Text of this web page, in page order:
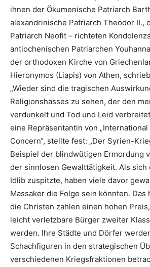
ihnen der Ökumenische Patriarch
alexandrinische Patriarch Theodor II.,
Patriarch Neofit – richteten
antiochenischen Patriarchen
der orthodoxen Kirche von
Hieronymos (Liapis) von Athen,
„Wieder sind die tragischen
Religionshasses zu sehen, der den
verdunkelt und Tod und Leid
eine Repräsentantin von
Concern“, stellte fest: „Der Syrien-
Beispiel der blindwütigen Ermordung
der sinnlosen Gewalttätigkeit. Als sich
Idlib zuspitzte, haben viele davor
Massaker die Folge sein könnten. Das
die Christen zahlen einen hohen
leicht verletzbare Bürger zweiter
werden. Ihre Städte und Dörfer
Schachfiguren in den strategischen
verschiedenen Kriegsfraktionen